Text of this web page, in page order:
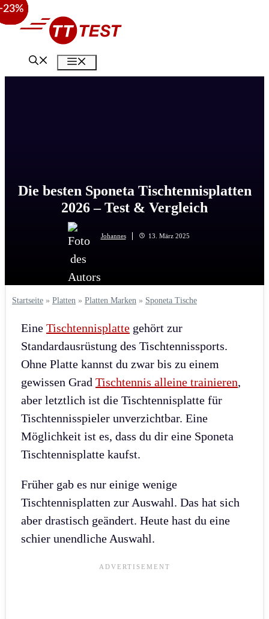
Zum
Inhalt
Die besten Sponeta Tischtennisplatten
2026 – Test & Vergleich
Johannes 13. März 2025
Startseite » Platten » Platten Marken » Sponeta Tische
Eine Tischtennisplatte gehört zur
Standardausrüstung des Tischtennissports.
Ohne Platte kannst du zwar bis zu einem
gewissen Grad Tischtennis alleine trainieren,
aber letztlich ist die Tischtennisplatte für
Tischtennisspieler unverzichtbar. Eine
Möglichkeit ist es, dass du dir eine Sponeta
Tischtennisplatte kaufst.
Früher gab es nur einige wenige
Tischtennisplatten zur Auswahl. Das hat sich
aber drastisch geändert. Heute hast du eine
schier unendliche Auswahl.